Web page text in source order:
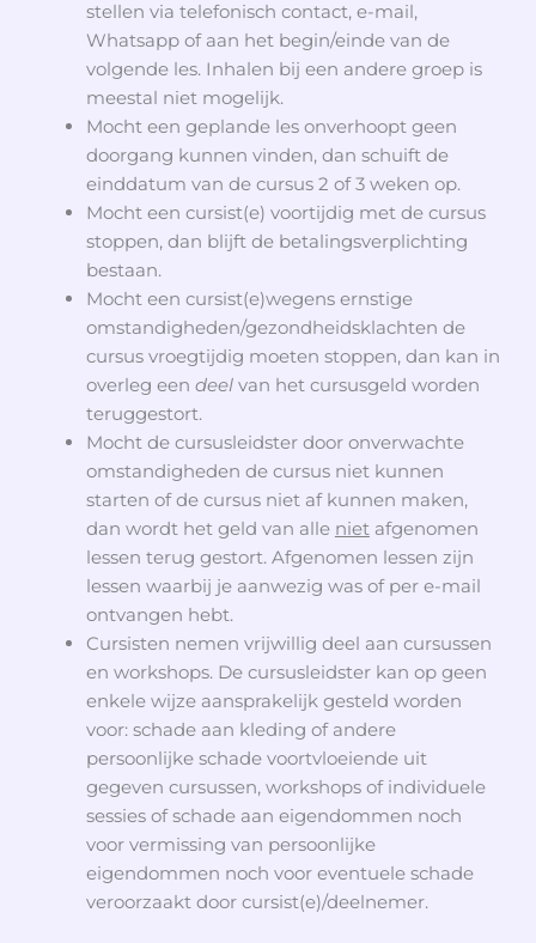
stellen via telefonisch contact, e-mail,
Whatsapp of aan het begin/einde van de
volgende les. Inhalen bij een andere groep is
meestal niet mogelijk.
Mocht een geplande les onverhoopt geen
doorgang kunnen vinden, dan schuift de
einddatum van de cursus 2 of 3 weken op.
Mocht een cursist(e) voortijdig met de cursus
stoppen, dan blijft de betalingsverplichting
bestaan.
Mocht een cursist(e)wegens ernstige
omstandigheden/gezondheidsklachten de
cursus vroegtijdig moeten stoppen, dan kan in
overleg een deelvan het cursusgeld worden
teruggestort.
Mocht de cursusleidster door onverwachte
omstandigheden de cursus niet kunnen
starten of de cursus niet af kunnen maken,
dan wordt het geld van alle nietafgenomen
lessen terug gestort. Afgenomen lessen zijn
lessen waarbij je aanwezig was of per e-mail
ontvangen hebt.
Cursisten nemen vrijwillig deel aan cursussen
en workshops. De cursusleidster kan op geen
enkele wijze aansprakelijk gesteld worden
voor: schade aan kleding of andere
persoonlijke schade voortvloeiende uit
gegeven cursussen, workshops of individuele
sessies of schade aan eigendommen noch
voor vermissing van persoonlijke
eigendommen noch voor eventuele schade
veroorzaakt door cursist(e)/deelnemer.